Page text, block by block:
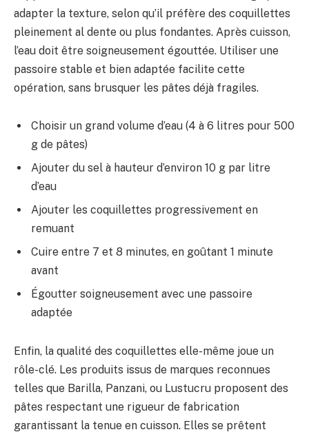
adapter la texture, selon qu’il préfère des coquillettes
pleinement al dente ou plus fondantes. Après cuisson,
l’eau doit être soigneusement égouttée. Utiliser une
passoire stable et bien adaptée facilite cette
opération, sans brusquer les pâtes déjà fragiles.
Choisir un grand volume d’eau (4 à 6 litres pour 500
g de pâtes)
Ajouter du sel à hauteur d’environ 10 g par litre
d’eau
Ajouter les coquillettes progressivement en
remuant
Cuire entre 7 et 8 minutes, en goûtant 1 minute
avant
Égoutter soigneusement avec une passoire
adaptée
Enfin, la qualité des coquillettes elle-même joue un
rôle-clé. Les produits issus de marques reconnues
telles que Barilla, Panzani, ou Lustucru proposent des
pâtes respectant une rigueur de fabrication
garantissant la tenue en cuisson. Elles se prêtent